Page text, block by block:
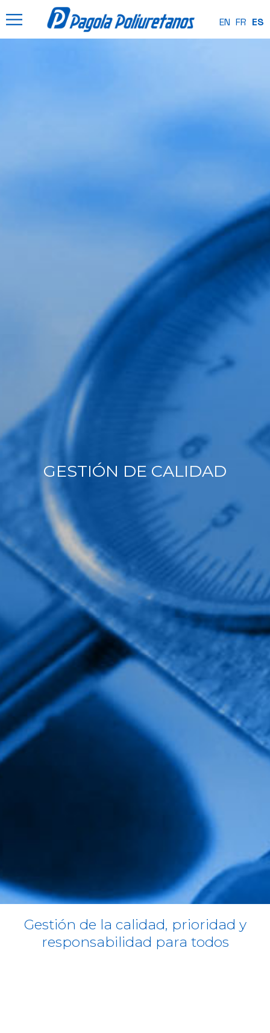
EN FR ES
GESTIÓN DE CALIDAD
Gestión de la calidad, prioridad y
responsabilidad para todos